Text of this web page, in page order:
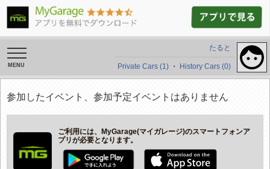
toggle
navigation
たると
Private Cars (1) ・ History Cars (0)
参加したイベント、参加予定イベントはありません
ご利用には、MyGarage(マイガレージ)のスマートフォンア
プリが必要となります。